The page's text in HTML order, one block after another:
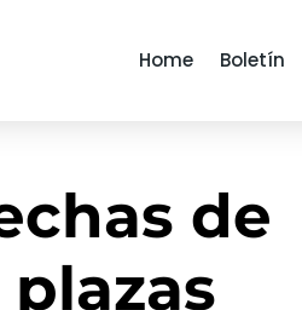
Home Boletín
de